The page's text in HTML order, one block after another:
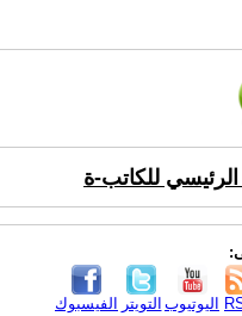
الرئيسي للكاتب-ة
الفيسبوك التويتر اليوتيوب